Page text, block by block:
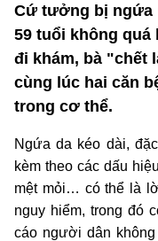
Cứ tưởng bị ngứa
59 tuổi không quá
đi khám, bà "chết
cùng lúc hai căn
trong cơ thể.
Ngứa da kéo dài,
kèm theo các dấu
mệt mỏi… có thể là
nguy hiểm, trong đó
cáo người dân